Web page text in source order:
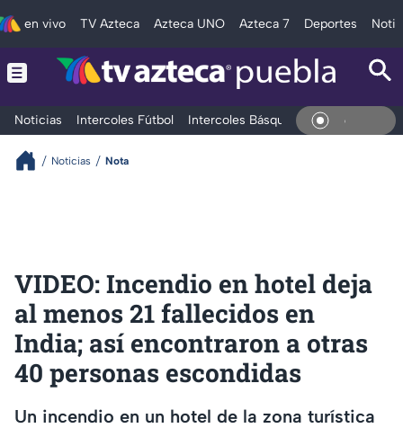
en vivo TV Azteca Azteca UNO Azteca 7 Deportes
Noticias Intercoles Fútbol Intercoles Básquetbol DeportesEn Vivo
Noticias Nota
VIDEO: Incendio en hotel deja
al menos 21 fallecidos en
India; así encontraron a otras
40 personas escondidas
Un incendio en un hotel de la zona turística